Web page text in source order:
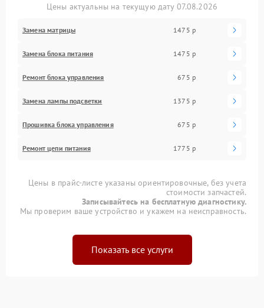
Цены актуальны на текущую дату 07.08.2026
Замена матрицы 1475 р
Замена блока питания 1475 р
Ремонт блока управления 675 р
Замена лампы подсветки 1375 р
Прошивка блока управления 675 р
Ремонт цепи питания 1775 р
Цены в прайс-листе указаны ориентировочные, без учета
стоимости запчастей.
Записывайтесь на бесплатную диагностику.
Мы проверим ваше устройство и укажем на неисправность.
Показать все услуги